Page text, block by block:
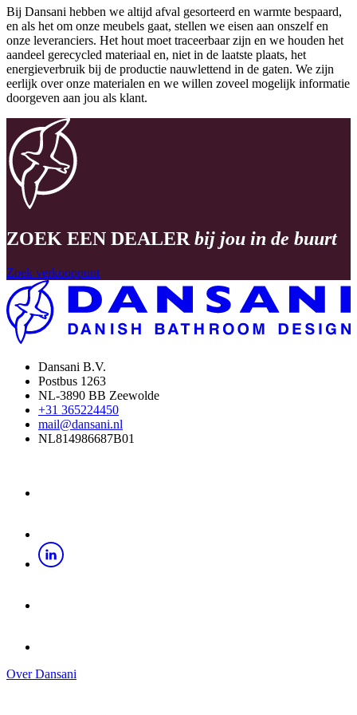
Bij Dansani hebben we altijd afval gesorteerd en warmte bespaard,
en als het om onze meubels gaat, stellen we eisen aan onszelf en
onze leveranciers. Het hout moet traceerbaar zijn en we houden het
aandeel gerecycled materiaal en, niet in de laatste plaats, het
energieverbruik bij de productie nauwlettend in de gaten. We zijn
eerlijk over onze materialen en we willen zoveel mogelijk informatie
doorgeven aan jou als klant.
ZOEK EEN DEALER bij jou in de buurt
Zoek verkooppunt
Dansani B.V.
Postbus 1263
NL-3890 BB Zeewolde
+31 365224450
mail@dansani.nl
NL814986687B01
Over Dansani